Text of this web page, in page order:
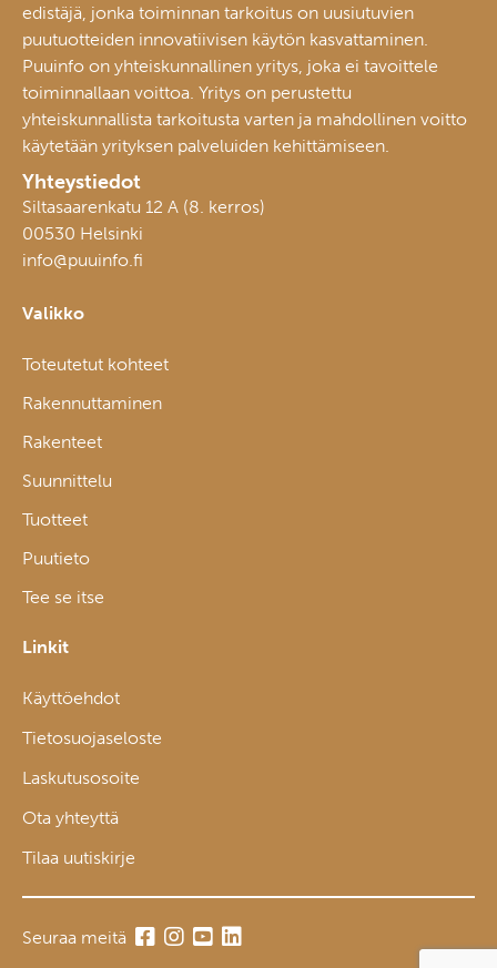
edistäjä, jonka toiminnan tarkoitus on uusiutuvien
puutuotteiden innovatiivisen käytön kasvattaminen.
Puuinfo on yhteiskunnallinen yritys, joka ei tavoittele
toiminnallaan voittoa. Yritys on perustettu
yhteiskunnallista tarkoitusta varten ja mahdollinen voitto
käytetään yrityksen palveluiden kehittämiseen.
Yhteystiedot
Siltasaarenkatu 12 A (8. kerros)
00530 Helsinki
info@puuinfo.fi
Valikko
Toteutetut kohteet
Rakennuttaminen
Rakenteet
Suunnittelu
Tuotteet
Puutieto
Tee se itse
Linkit
Käyttöehdot
Tietosuojaseloste
Laskutusosoite
Ota yhteyttä
Tilaa uutiskirje
Seuraa meitä